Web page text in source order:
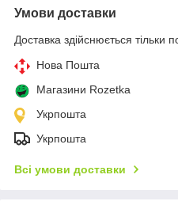
Умови доставки
Доставка здійснюється тільки
Нова Пошта
Магазини Rozetka
Укрпошта
Укрпошта
Всі умови доставки